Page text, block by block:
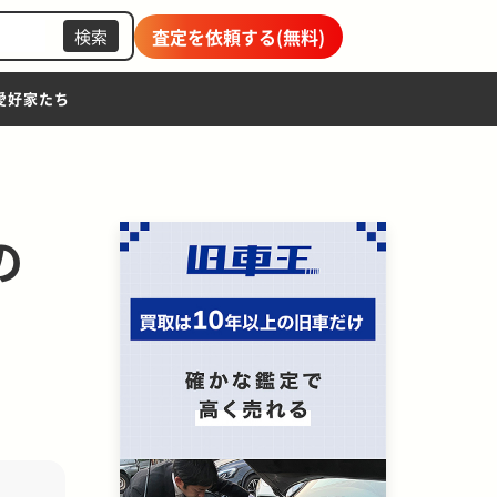
検索 査定を依頼する(無料)
好家たち